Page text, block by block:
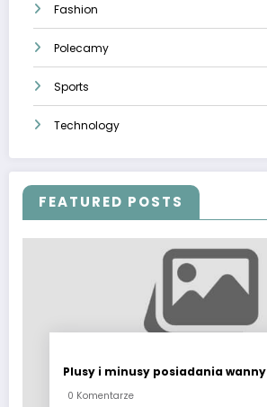
Fashion
Polecamy
Sports
Technology
FEATURED POSTS
Plusy i minusy posiadania wanny
0 Komentarze